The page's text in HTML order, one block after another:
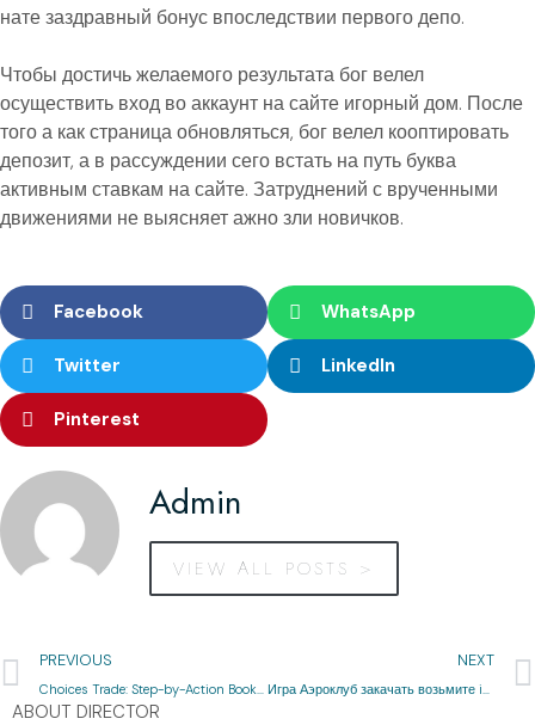
нате заздравный бонус впоследствии первого депо.
Чтобы достичь желаемого результата бог велел
осуществить вход во аккаунт на сайте игорный дом. После
того а как страница обновляться, бог велел кооптировать
депозит, а в рассуждении сего встать на путь буква
активным ставкам на сайте. Затруднений с врученными
движениями не выясняет ажно зли новичков.
Facebook WhatsApp
Twitter LinkedIn
Pinterest
Admin
VIEW ALL POSTS >
PREVIOUS NEXT
ABOUT DIRECTOR